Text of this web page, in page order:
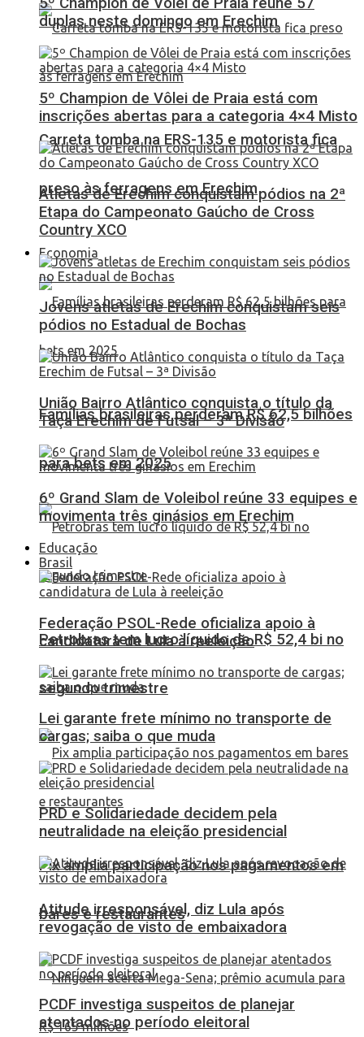
Carreta tomba na ERS-135 e motorista fica
preso às ferragens em Erechim
Economia
Famílias brasileiras perderam R$ 62,5 bilhões
para bets em 2025
Petrobras tem lucro líquido de R$ 52,4 bi no
segundo trimestre
Pix amplia participação nos pagamentos em
bares e restaurantes
duplas neste domingo em Erechim
5º Champion de Vôlei de Praia está com
inscrições abertas para a categoria 4×4 Misto
Atletas de Erechim conquistam pódios na 2ª
Etapa do Campeonato Gaúcho de Cross
Country XCO
Jovens atletas de Erechim conquistam seis
pódios no Estadual de Bochas
União Bairro Atlântico conquista o título da
Taça Erechim de Futsal – 3ª Divisão
6º Grand Slam de Voleibol reúne 33 equipes e
movimenta três ginásios em Erechim
Educação
Brasil
Federação PSOL-Rede oficializa apoio à
candidatura de Lula à reeleição
Lei garante frete mínimo no transporte de
cargas; saiba o que muda
PRD e Solidariedade decidem pela
neutralidade na eleição presidencial
Atitude irresponsável, diz Lula após
revogação de visto de embaixadora
PCDF investiga suspeitos de planejar
atentados no período eleitoral